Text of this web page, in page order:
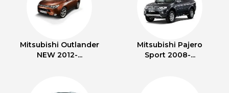
Mitsubishi Outlander
NEW 2012-...
Mitsubishi Pajero
Sport 2008-...